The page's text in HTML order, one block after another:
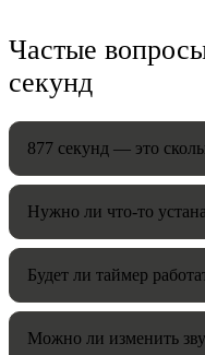
Громкость:
Частые
секунд
877 секунд — это
Нужно ли что-то
Будет ли таймер
Можно ли изменить